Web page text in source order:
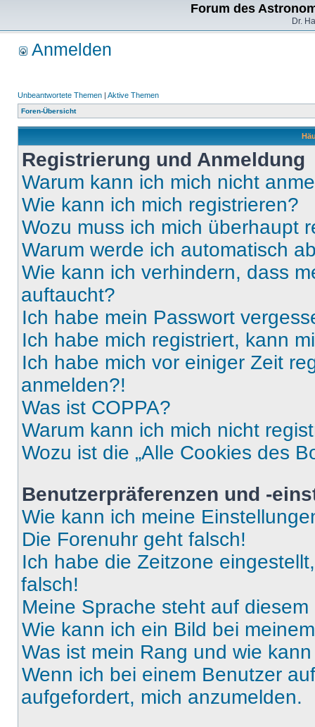
Forum des
Dr.
Anmelden
Unbeantwortete Themen | Aktive Themen
Foren-Übersicht
Registrierung und Anmeldung
Warum kann ich mich nicht
Wie kann ich mich registrieren?
Wozu muss ich mich überhaupt
Warum werde ich automatisch
Wie kann ich verhindern, dass
auftaucht?
Ich habe mein Passwort
Ich habe mich registriert, kann
Ich habe mich vor einiger Zeit
anmelden?!
Was ist COPPA?
Warum kann ich mich nicht
Wozu ist die „Alle Cookies des
Benutzerpräferenzen und -
Wie kann ich meine
Die Forenuhr geht falsch!
Ich habe die Zeitzone
falsch!
Meine Sprache steht auf
Wie kann ich ein Bild bei
Was ist mein Rang und wie
Wenn ich bei einem Benutzer
aufgefordert, mich anzumelden.